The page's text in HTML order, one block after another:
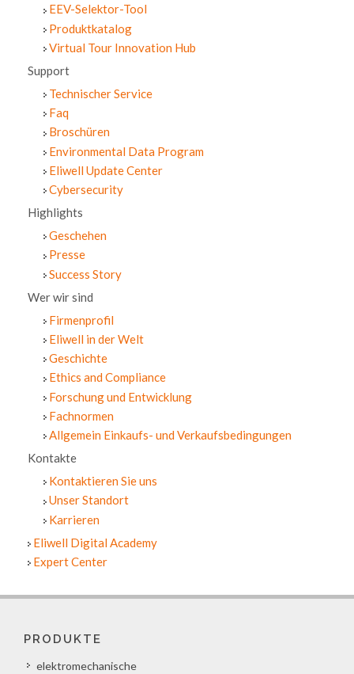
EEV-Selektor-Tool
Produktkatalog
Virtual Tour Innovation Hub
Support
Technischer Service
Faq
Broschüren
Environmental Data Program
Eliwell Update Center
Cybersecurity
Highlights
Geschehen
Presse
Success Story
Wer wir sind
Firmenprofil
Eliwell in der Welt
Geschichte
Ethics and Compliance
Forschung und Entwicklung
Fachnormen
Allgemein Einkaufs- und Verkaufsbedingungen
Kontakte
Kontaktieren Sie uns
Unser Standort
Karrieren
Eliwell Digital Academy
Expert Center
PRODUKTE
elektromechanische